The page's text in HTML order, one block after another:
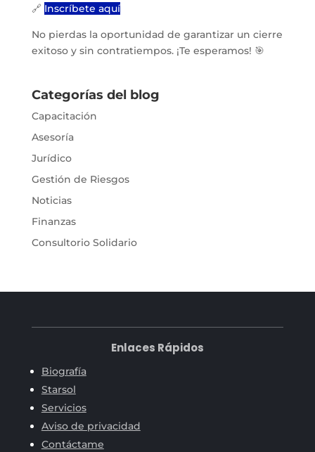
🔗 Inscríbete aquí
No pierdas la oportunidad de garantizar un cierre
exitoso y sin contratiempos. ¡Te esperamos! 🎯
Categorías del blog
Capacitación
Asesoría
Jurídico
Gestión de Riesgos
Noticias
Finanzas
Consultorio Solidario
Enlaces Rápidos
Biografía
Starsol
Servicios
Aviso de privacidad
Contáctame